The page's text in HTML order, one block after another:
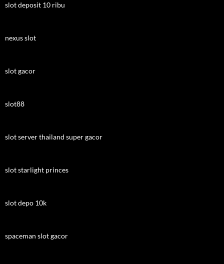
slot deposit 10 ribu
nexus slot
slot gacor
slot88
slot server thailand super gacor
slot starlight princes
slot depo 10k
spaceman slot gacor